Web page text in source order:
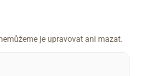
je upravovat ani mazat.